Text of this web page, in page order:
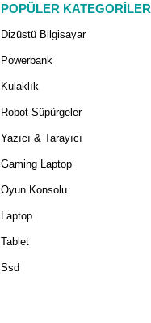
POPÜLER KATEGORİLER
Dizüstü Bilgisayar
Powerbank
Kulaklık
Robot Süpürgeler
Yazıcı & Tarayıcı
Gaming Laptop
Oyun Konsolu
Laptop
Tablet
Ssd